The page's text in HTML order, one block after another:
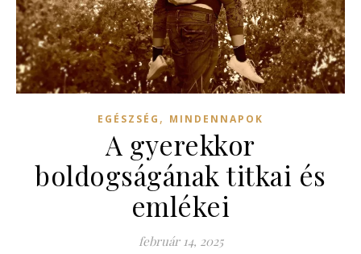
EGÉSZSÉG , MINDENNAPOK
A gyerekkor
boldogságának titkai és
emlékei
február 14, 2025